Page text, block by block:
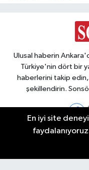
Ulusal haberin
Türkiye'nin dört bir
haberlerini takip
şekillendirin.
Ankara Nöbetçi
En iyi site